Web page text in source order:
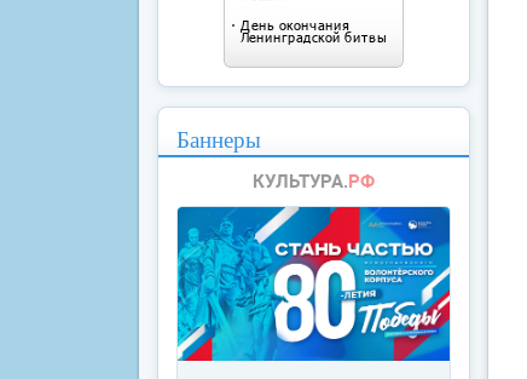
Баннеры